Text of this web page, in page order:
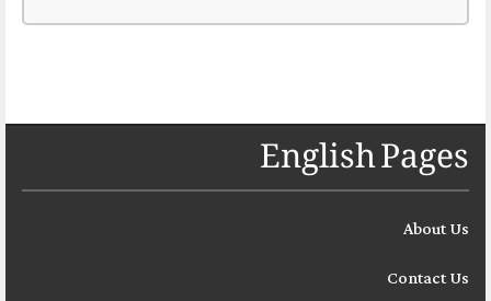
English Pages
About Us
Contact Us